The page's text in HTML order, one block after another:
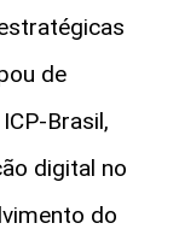
de
Brasil,
digital no
do